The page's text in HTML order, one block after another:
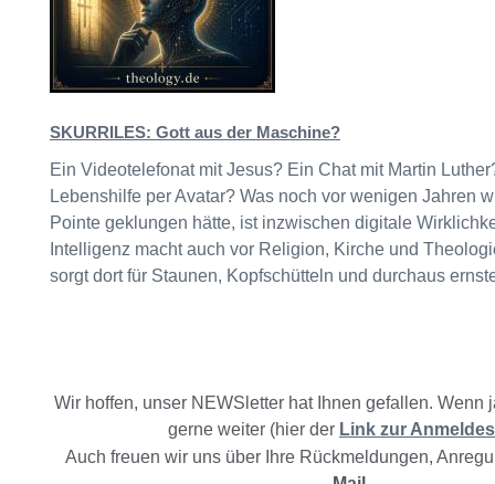
SKURRILES: Gott aus der Maschine?
Ein Videotelefonat mit Jesus? Ein Chat mit Martin
Lebenshilfe per Avatar? Was noch vor wenigen Jahren
Pointe geklungen hätte, ist inzwischen digitale
Intelligenz macht auch vor Religion, Kirche und
sorgt dort für Staunen, Kopfschütteln und durchaus
Wir hoffen, unser NEWSletter hat Ihnen gefallen. Wenn
gerne weiter (hier der Link zur
Auch freuen wir uns über Ihre Rückmeldungen,